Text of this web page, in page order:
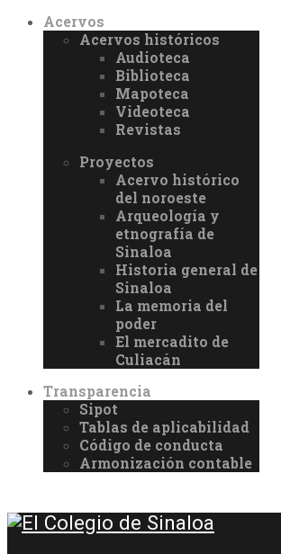
Acervos
Acervos históricos
Audioteca
Biblioteca
Mapoteca
Videoteca
Revistas
Proyectos
Acervo histórico
del noroeste
Arqueología y
etnografía de
Sinaloa
Historia general de
Sinaloa
La memoria del
poder
El mercadito de
Culiacán
Transparencia
Sipot
Tablas de aplicabilidad
Código de conducta
Armonización contable